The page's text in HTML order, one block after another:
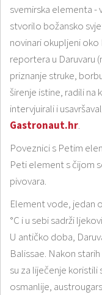
svemirska elementa
stvorilo božansko
novinari okupljeni
reportera u Daruvaru
priznanje struke,
širenje istine, radili
intervjuirali i
Gastronaut.hr.
Poveznici s Petim
Peti element s čijom
pivovara.
Element vode, jedan
°C i u sebi sadrži
U antičko doba,
Balissae. Nakon
su za liječenje koristili
osmanlije,